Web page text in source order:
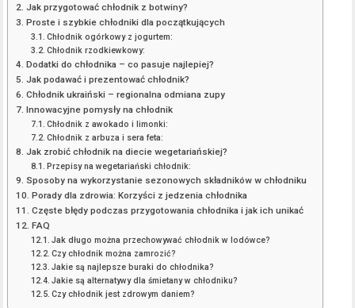
Jak przygotować chłodnik z botwiny?
Proste i szybkie chłodniki dla początkujących
Chłodnik ogórkowy z jogurtem:
Chłodnik rzodkiewkowy:
Dodatki do chłodnika – co pasuje najlepiej?
Jak podawać i prezentować chłodnik?
Chłodnik ukraiński – regionalna odmiana zupy
Innowacyjne pomysły na chłodnik
Chłodnik z awokado i limonki:
Chłodnik z arbuza i sera feta:
Jak zrobić chłodnik na diecie wegetariańskiej?
Przepisy na wegetariański chłodnik:
Sposoby na wykorzystanie sezonowych składników w chłodniku
Porady dla zdrowia: Korzyści z jedzenia chłodnika
Częste błędy podczas przygotowania chłodnika i jak ich unikać
FAQ
Jak długo można przechowywać chłodnik w lodówce?
Czy chłodnik można zamrozić?
Jakie są najlepsze buraki do chłodnika?
Jakie są alternatywy dla śmietany w chłodniku?
Czy chłodnik jest zdrowym daniem?